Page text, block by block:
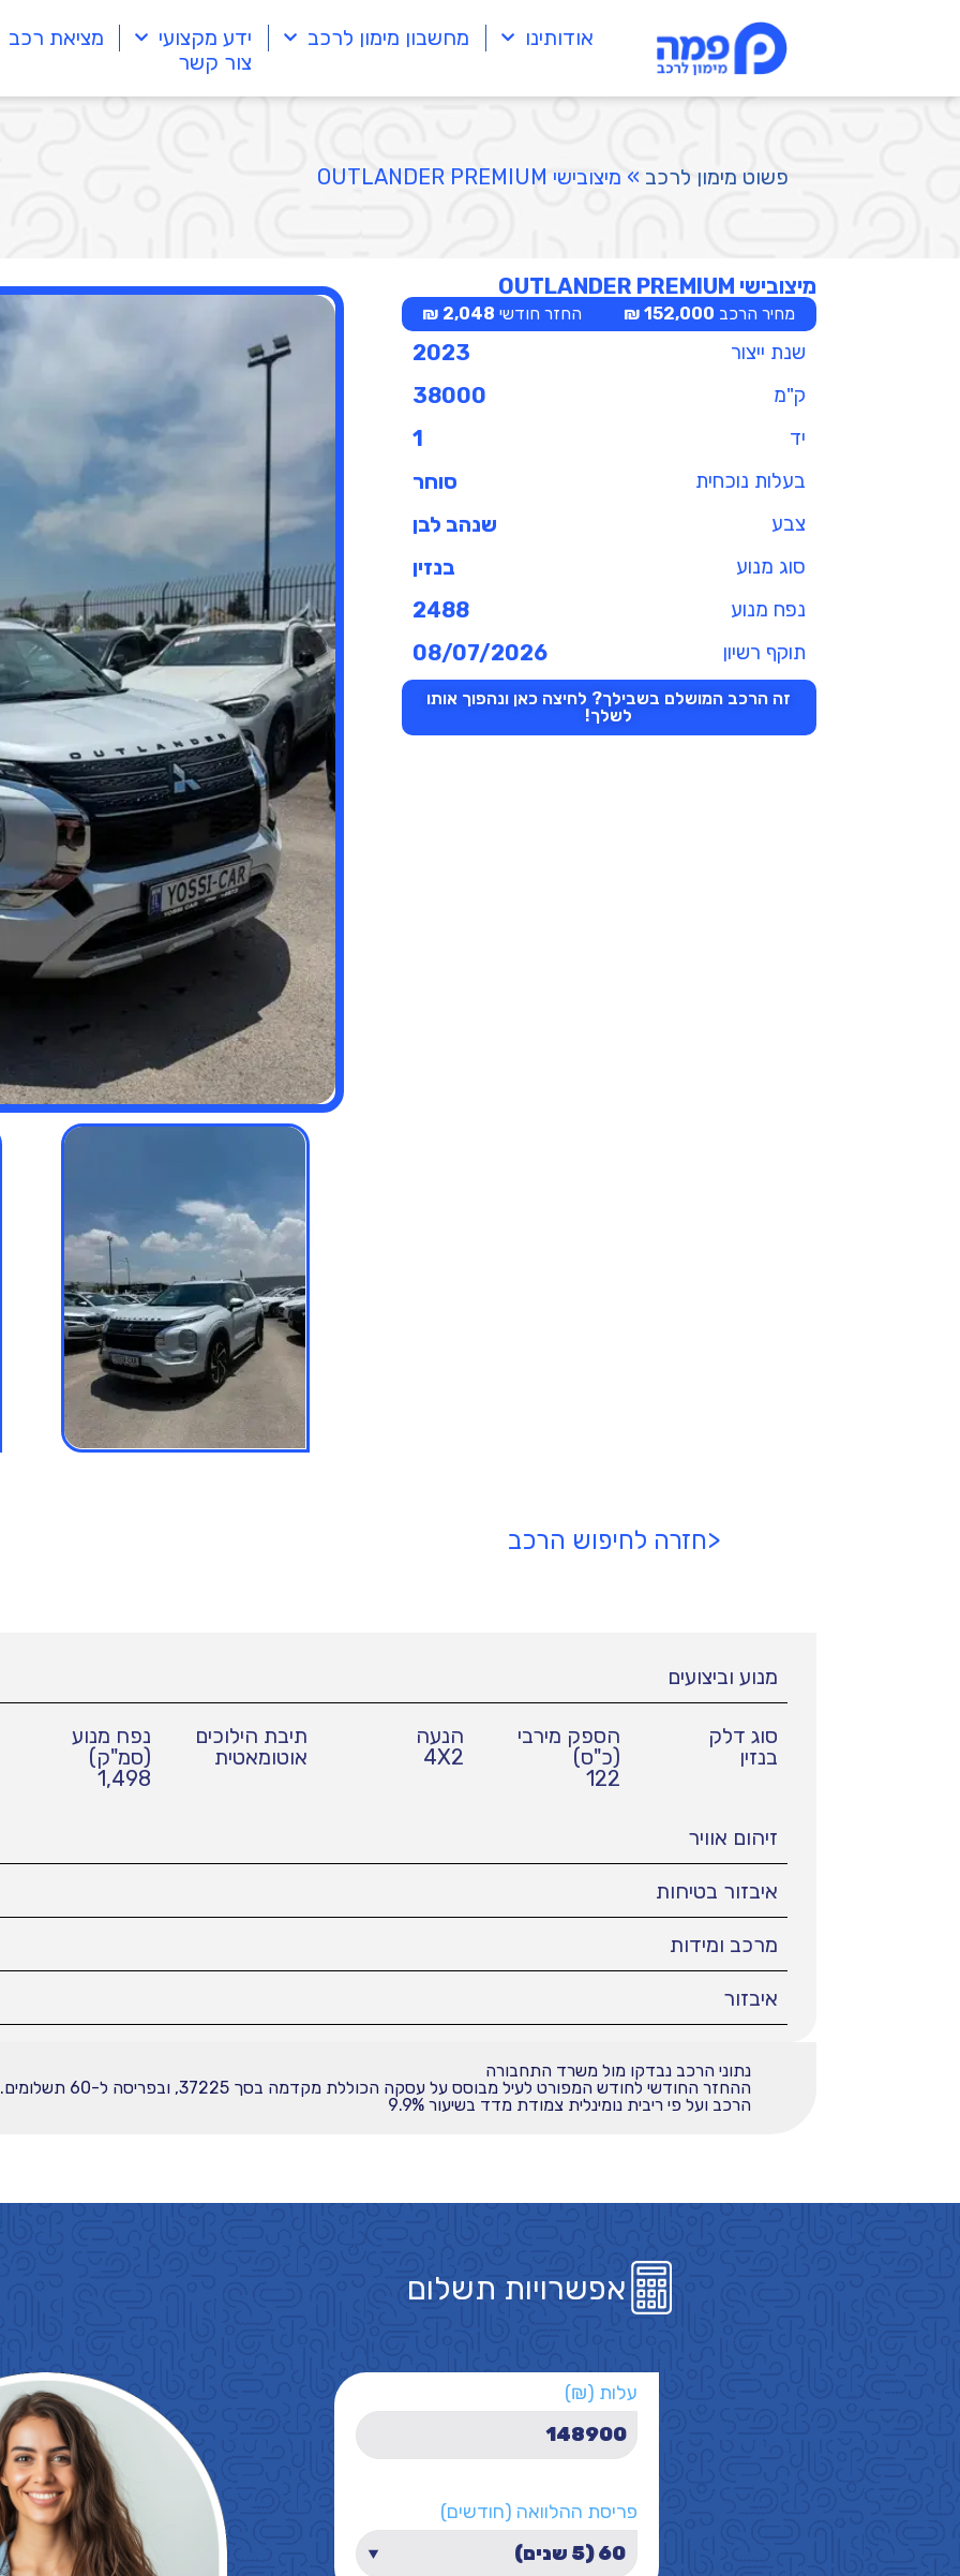
אודותינו מחשבון מימון לרכב ידע מקצועי
מציאת רכב
צור קשר
פשוט מימון לרכב » מיצובישי OUTLANDER PREMIUM
מיצובישי OUTLANDER PREMIUM
מחיר הרכב 152,000 ₪ החזר חודשי 2,048 ₪
שנת ייצור 2023
ק"מ 38000
יד 1
בעלות נוכחית סוחר
צבע שנהב לבן
סוג מנוע בנזין
נפח מנוע 2488
תוקף רשיון 08/07/2026
זה הרכב המושלם בשבילך? לחיצה כאן ונהפוך אותו
לשלך!
<חזרה לחיפוש הרכב
מנוע וביצועים
סוג דלק
בנזין
הספק מירבי
(כ"ס)
122
הנעה
4X2
תיבת הילוכים
אוטומאטית
נפח מנוע
(סמ"ק)
1,498
זיהום אוויר
איבזור בטיחות
מרכב ומידות
איבזור
נתוני הרכב נבדקו מול משרד התחבורה
הרכב ועל פי ריבית נומינלית צמודת מדד בשיעור 9.9%
אפשרויות תשלום
עלות (₪)
פריסת ההלוואה (חודשים)